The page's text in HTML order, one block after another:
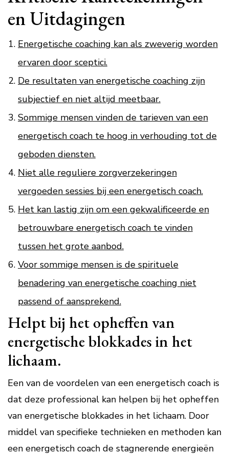
en Uitdagingen
Energetische coaching kan als zweverig worden
ervaren door sceptici.
De resultaten van energetische coaching zijn
subjectief en niet altijd meetbaar.
Sommige mensen vinden de tarieven van een
energetisch coach te hoog in verhouding tot de
geboden diensten.
Niet alle reguliere zorgverzekeringen
vergoeden sessies bij een energetisch coach.
Het kan lastig zijn om een gekwalificeerde en
betrouwbare energetisch coach te vinden
tussen het grote aanbod.
Voor sommige mensen is de spirituele
benadering van energetische coaching niet
passend of aansprekend.
Helpt bij het opheffen van
energetische blokkades in het
lichaam.
Een van de voordelen van een energetisch coach is
dat deze professional kan helpen bij het opheffen
van energetische blokkades in het lichaam. Door
middel van specifieke technieken en methoden kan
een energetisch coach de stagnerende energieën